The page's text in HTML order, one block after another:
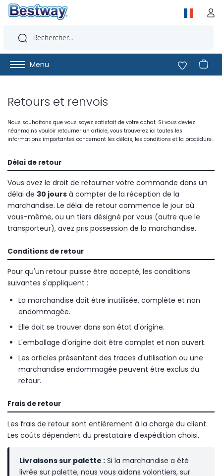
Menu
Retours et renvois
Nous souhaitons que vous soyez satisfait de votre achat. Si vous deviez
néanmoins vouloir retourner un article, vous trouverez ici toutes les
informations importantes concernant les délais, les conditions et la procédure.
Délai de retour
Vous avez le droit de retourner votre commande dans un
délai de 30 jours à compter de la réception de la
marchandise. Le délai de retour commence le jour où
vous-même, ou un tiers désigné par vous (autre que le
transporteur), avez pris possession de la marchandise.
Conditions de retour
Pour qu'un retour puisse être accepté, les conditions
suivantes s'appliquent :
La marchandise doit être inutilisée, complète et non
endommagée.
Elle doit se trouver dans son état d'origine.
L'emballage d'origine doit être complet et non ouvert.
Les articles présentant des traces d'utilisation ou une
marchandise endommagée peuvent être exclus du
retour.
Frais de retour
Les frais de retour sont entièrement à la charge du client.
Les coûts dépendent du prestataire d'expédition choisi.
Livraisons sur palette : Si la marchandise a été
livrée sur palette, nous vous aidons volontiers, sur